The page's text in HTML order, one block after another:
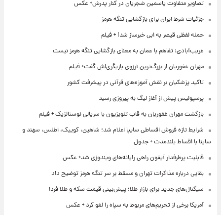
تصاویر متفاوت یاسمین شجریان در کنار پدرش+ عکس
جزئیات شرط ایران برای بازگشایی تنگه هرمز
حمله لفظی قیصر به ابی خبرساز شد! + فیلم
غریب‌آبادی: تفاهم با عمان به معنای بازگشایی تنگه هرمز نیست
مهران غفوریان از بزرگ‌ترین آرزوی بازیگری‌اش گفت+ فیلم
تاکید پزشکیان بر نقش آموزه‌های قرآنی در پیشرفت کشور
پرسپولیس پیش از آغاز لیگ به پیروزی رسید
بازگشت مهران غفوریان به قاب تلویزیون با سریالی نوستالژیک + فیلم
شرایط تازه فروش اقساطی سایپا اعلام شد؛ شاهین، کوییک، اطلس، سهند و
ساینا با اقساط بلندمدت + جدول
قابلیت پرطرفدار آیفون راهی رایانه‌های ویندوزی شد+ عکس
بقایی درباره مذاکرات تهران و مسقط بر سر تنگه هرمز توضیح داد
سیگنال‌های جدید برای بازار طلا؛ پیش‌بینی قیمت سکه و طلا فردا
آمریکا برخی از تحریم‌های مربوط به سپاه را لغو کرد + عکس